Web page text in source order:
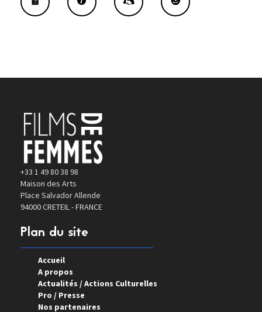
+33 1 49 80 38 98
Maison des Arts
Place Salvador Allende
94000 CRETEIL - FRANCE
Plan du site
Accueil
A propos
Actualités / Actions Culturelles
Pro / Presse
Nos partenaires